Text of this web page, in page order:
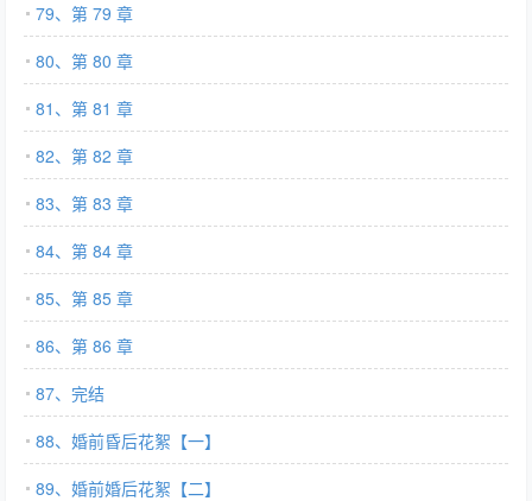
79、第 79 章
80、第 80 章
81、第 81 章
82、第 82 章
83、第 83 章
84、第 84 章
85、第 85 章
86、第 86 章
87、完结
88、婚前昏后花絮【一】
89、婚前婚后花絮【二】